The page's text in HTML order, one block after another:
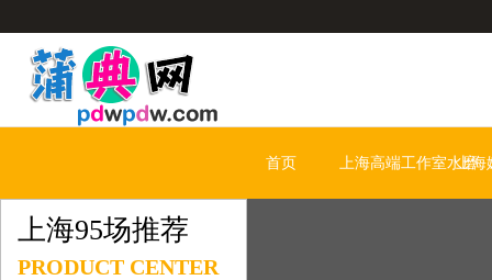
首页 上海高端工作室水磨
上海
上海95场推荐
PRODUCT CENTER